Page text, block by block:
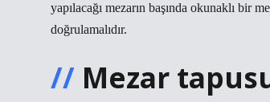
yapılacağı mezarın başında okunaklı bir
doğrulamalıdır.
Mezar